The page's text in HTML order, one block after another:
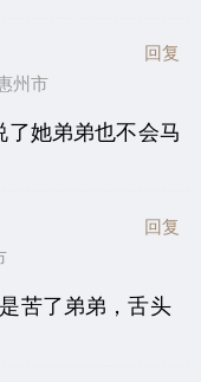
州市
回复
她弟弟也不会马
回复
苦了弟弟，舌头